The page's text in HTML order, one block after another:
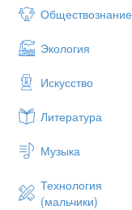
Обществознание
Экология
Искусство
Литература
Музыка
Технология
(мальчики)